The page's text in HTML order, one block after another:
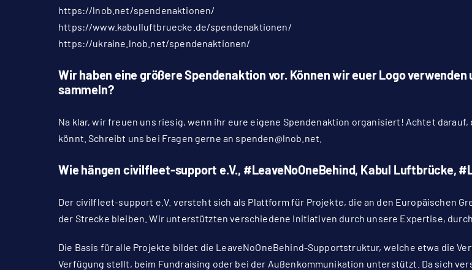
https://lnob.net/spendenaktionen/
https://www.kabulluftbruecke.de/spendenaktionen/
https://ukraine.lnob.net/spendenaktionen/
Wir haben eine größere Spendenaktion vor. Können wir euer Logo
sammeln?
Na klar, wir freuen uns riesig, wenn ihr eure eigene Spendenaktion organisiert! Achtet
könnt.Schreibt uns bei Fragen gerne an spenden@lnob.net
Wie hängen civilfleet-support e.V., #LeaveNoOneBehind, Kabul Luftbrücke,
Der civilfleet-support e.V. versteht sich als Plattform für Projekte, die an den Europäischen
der Strecke bleiben. Wir unterstützten verschiedene Initiativen durch unsere Expertise,
Die Basis für alle Projekte bildet die LeaveNoOneBehind-Supportstruktur, welche etwa die
Verfügung stellt, beim Fundraising oder bei der Außenkommunikation unterstützt. Da sich